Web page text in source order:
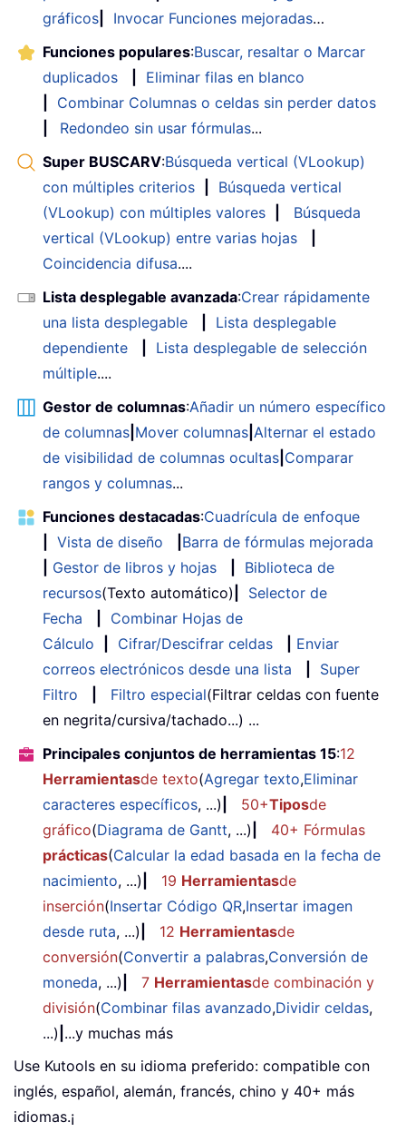
gráficos
Invocar Funciones mejoradas…
Funciones populares:Buscar, resaltar o Marcar
duplicados
Eliminar filas en blanco
Combinar Columnas o celdas sin perder datos
Redondeo sin usar fórmulas...
Super BUSCARV:Búsqueda vertical (VLookup)
con múltiples criterios
Búsqueda vertical
(VLookup) con múltiples valores
Búsqueda
vertical (VLookup) entre varias hojas
Coincidencia difusa....
Lista desplegable avanzada:Crear rápidamente
una lista desplegable
Lista desplegable
dependiente
Lista desplegable de selección
múltiple....
Gestor de columnas:Añadir un número específico
de columnas Mover columnas Alternar el estado
de visibilidad de columnas ocultas Comparar
rangos y columnas...
Funciones destacadas:Cuadrícula de enfoque
Vista de diseño
Barra de fórmulas mejorada
Gestor de libros y hojas
Biblioteca de
recursos(Texto automático)
Selector de
Fecha
Combinar Hojas de
Cálculo
Cifrar/Descifrar celdas
Enviar
correos electrónicos desde una lista
Super
Filtro
Filtro especial(Filtrar celdas con fuente
en negrita/cursiva/tachado...) ...
Principales conjuntos de herramientas 15:12
Herramientasde texto(Agregar texto,Eliminar
caracteres específicos, ...) 50+Tiposde
gráfico(Diagrama de Gantt, ...)
40+ Fórmulas
prácticas(Calcular la edad basada en la fecha de
nacimiento, ...) 19 Herramientasde
inserción(Insertar Código QR,Insertar imagen
desde ruta, ...) 12 Herramientasde
conversión(Convertir a palabras,Conversión de
moneda, ...) 7 Herramientasde combinación y
división(Combinar filas avanzado,Dividir celdas,
...) ...y muchas más
Use Kutools en su idioma preferido: compatible con
inglés, español, alemán, francés, chino y 40+ más
idiomas.¡